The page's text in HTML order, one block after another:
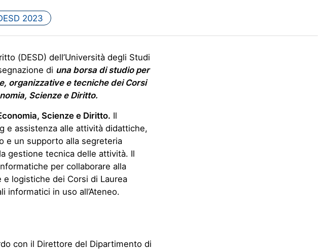
2023
(DESD) dell’Università degli Studi
di una borsa di studio per
organizzative e tecniche dei Corsi
Scienze e Diritto.
Scienze e Diritto. Il
e assistenza alle attività didattiche,
e un supporto alla segreteria
gestione tecnica delle attività. Il
per collaborare alla
logistiche dei Corsi di Laurea
informatici in uso all’Ateneo.
con il Direttore del Dipartimento di